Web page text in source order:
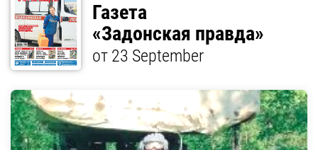
Газета
«Задонская правда»
от 23 September